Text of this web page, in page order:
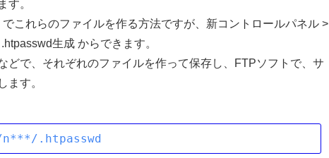
す。
これらのファイルを作る方法ですが、新コントロールパネル >
生成 からできます。
で、それぞれのファイルを作って保存し、FTPソフトで、サ
ます。
.htpasswd